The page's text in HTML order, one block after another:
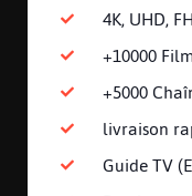
4K, UHD,
+10000
+5000
livraison
Guide TV